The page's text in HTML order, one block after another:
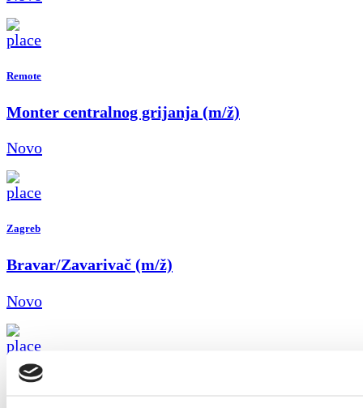
Remote
Monter centralnog grijanja (m/ž)
Novo
Zagreb
Bravar/Zavarivač (m/ž)
Novo
Zagreb